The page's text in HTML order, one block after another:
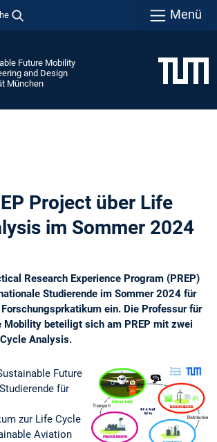
Menü
Future Mobility
and Design
München
Project über Life
im Sommer 2024
Research Experience Program (PREP)
Studierende im Sommer 2024 für
ein. Die Professur für
Mobility beteiligt sich am PREP mit zwei
Analysis.
Future
für
zur Life Cycle
Aviation